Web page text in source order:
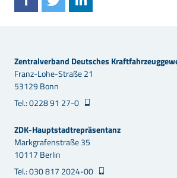
Zentralverband Deutsches
Franz-Lohe-Straße 21
53129 Bonn
Tel.: 0228 91 27-0
ZDK-Hauptstadtrepräsentanz
Markgrafenstraße 35
10117 Berlin
Tel.: 030 817 2024-00